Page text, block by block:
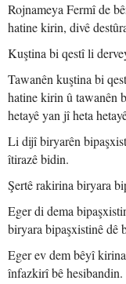
Rojnameya Fermî de
hatine kirin, divê
Kuştina bi qestî li
Tawanên kuştina bi
hatine kirin û tawanên
hetayê yan jî heta
Li dijî biryarên
îtirazê bidin.
Şertê rakirina biryara
Eger di dema
biryara bipaşxistinê dê
Eger ev dem bêyî
înfazkirî bê hesibandin.